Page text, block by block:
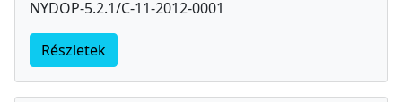
NYDOP-5.2.1/C-11-2012-0001
Részletek